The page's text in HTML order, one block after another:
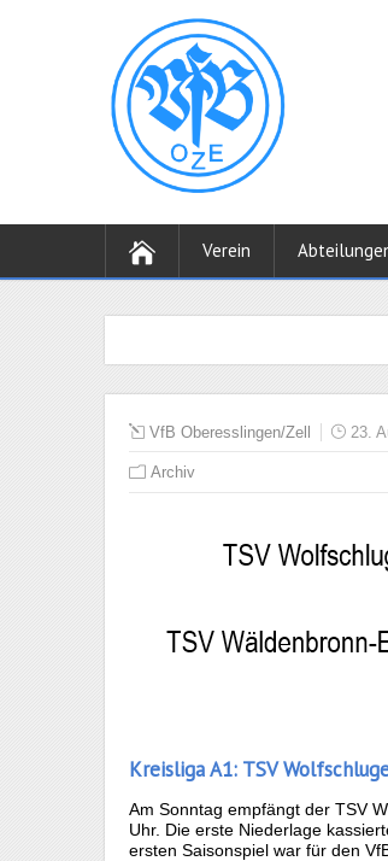
Verein
VfB Oberesslingen/Zell 23.
Archiv
Kreisliga A1: TSV
Am Sonntag empfängt der TSV
Uhr. Die erste Niederlage
ersten Saisonspiel war für den